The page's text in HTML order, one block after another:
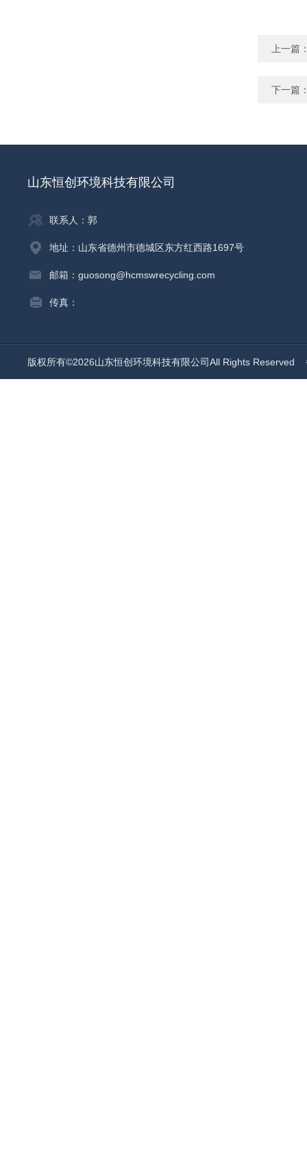
上一篇
下一篇
山东恒创环境科技有限公司
联系人：郭
地址：山东省德州市德城区东方红西路1697号
邮箱：guosong@hcmswrecycling.com
传真：
版权所有©2026山东恒创环境科技有限公司All Rights Reserved